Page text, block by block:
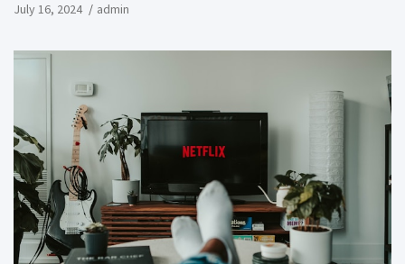
July 16, 2024 admin